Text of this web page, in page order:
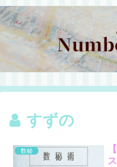
すずの
数秘